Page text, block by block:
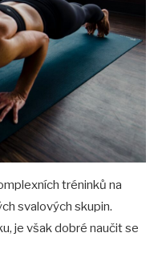
tréninků na
svalových skupin.
je však dobré naučit se